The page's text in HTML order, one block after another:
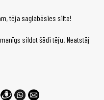
tēja saglabāsies silta!
sildot šādi tēju! Neatstāj